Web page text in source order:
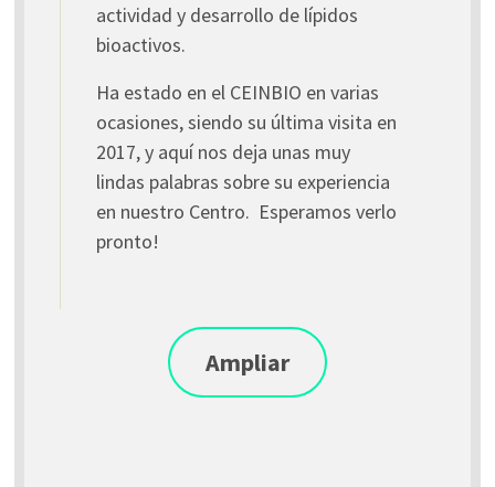
actividad y desarrollo de lípidos
bioactivos.
Ha estado en el CEINBIO en varias
ocasiones, siendo su última visita en
2017, y aquí nos deja unas muy
lindas palabras sobre su experiencia
en nuestro Centro. Esperamos verlo
pronto!
Ampliar